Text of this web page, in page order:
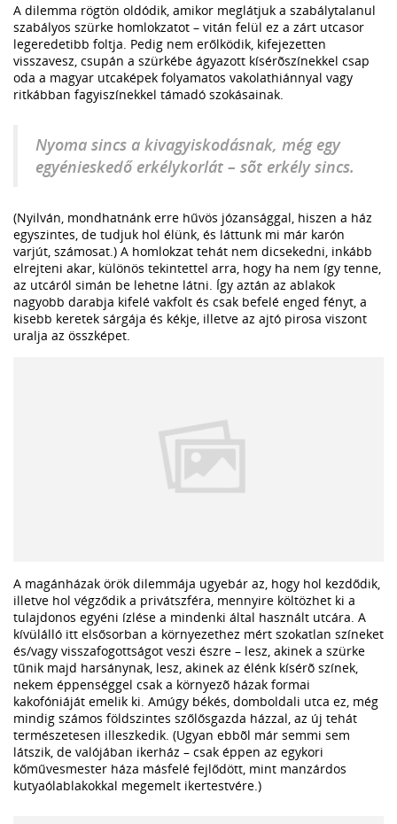
A dilemma rögtön oldódik, amikor meglátjuk a szabálytalanul
szabályos szürke homlokzatot – vitán felül ez a zárt utcasor
legeredetibb foltja. Pedig nem erőlködik, kifejezetten
visszavesz, csupán a szürkébe ágyazott kísérõszínekkel csap
oda a magyar utcaképek folyamatos vakolathiánnyal vagy
ritkábban fagyiszínekkel támadó szokásainak.
Nyoma sincs a kivagyiskodásnak, még egy
egyénieskedő erkélykorlát – sõt erkély sincs.
(Nyilván, mondhatnánk erre hűvös józansággal, hiszen a ház
egyszintes, de tudjuk hol élünk, és láttunk mi már karón
varjút, számosat.) A homlokzat tehát nem dicsekedni, inkább
elrejteni akar, különös tekintettel arra, hogy ha nem így tenne,
az utcáról simán be lehetne látni. Így aztán az ablakok
nagyobb darabja kifelé vakfolt és csak befelé enged fényt, a
kisebb keretek sárgája és kékje, illetve az ajtó pirosa viszont
uralja az összképet.
A magánházak örök dilemmája ugyebár az, hogy hol kezdődik,
illetve hol végződik a privátszféra, mennyire költözhet ki a
tulajdonos egyéni ízlése a mindenki által használt utcára. A
kívülálló itt elsősorban a környezethez mért szokatlan színeket
és/vagy visszafogottságot veszi észre – lesz, akinek a szürke
tűnik majd harsánynak, lesz, akinek az élénk kísérõ színek,
nekem éppenséggel csak a környezõ házak formai
kakofóniáját emelik ki. Amúgy békés, domboldali utca ez, még
mindig számos földszintes szőlősgazda házzal, az új tehát
természetesen illeszkedik. (Ugyan ebbõl már semmi sem
látszik, de valójában ikerház – csak éppen az egykori
kőművesmester háza másfelé fejlődött, mint manzárdos
kutyaólablakokkal megemelt ikertestvére.)